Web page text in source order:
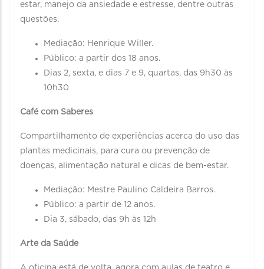
estar, manejo da ansiedade e estresse, dentre outras
questões.
Mediação: Henrique Willer.
Público: a partir dos 18 anos.
Dias 2, sexta, e dias 7 e 9, quartas, das 9h30 às
10h30
Café com Saberes
Compartilhamento de experiências acerca do uso das
plantas medicinais, para cura ou prevenção de
doenças, alimentação natural e dicas de bem-estar.
Mediação: Mestre Paulino Caldeira Barros.
Público: a partir de 12 anos.
Dia 3, sábado, das 9h às 12h
Arte da Saúde